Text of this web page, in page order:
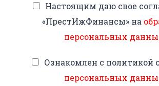
Настоящим даю свое
«ПрестИжФинансы» на
персональных
Ознакомлен с политикой
персональных